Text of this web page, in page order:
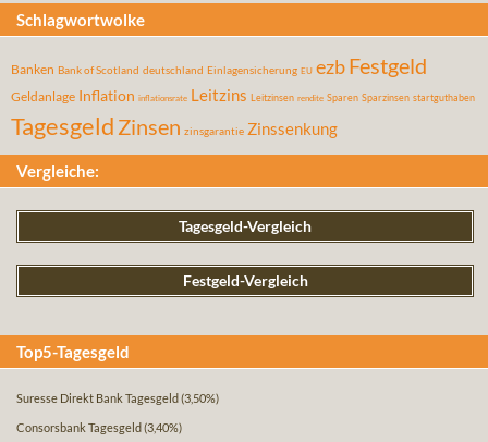
Schlagwortwolke
Banken Bank of Scotland deutschland Einlagensicherung EU ezbFestgeld
Geldanlage Inflation inflationsrate Leitzins Leitzinsen rendite Sparen Sparzinsen startguthaben
Tagesgeld Zinsen zinsgarantie Zinssenkung
Vergleiche:
Tagesgeld-Vergleich
Festgeld-Vergleich
Top5-Tagesgeld
Suresse Direkt Bank Tagesgeld (3,50%)
Consorsbank Tagesgeld (3,40%)